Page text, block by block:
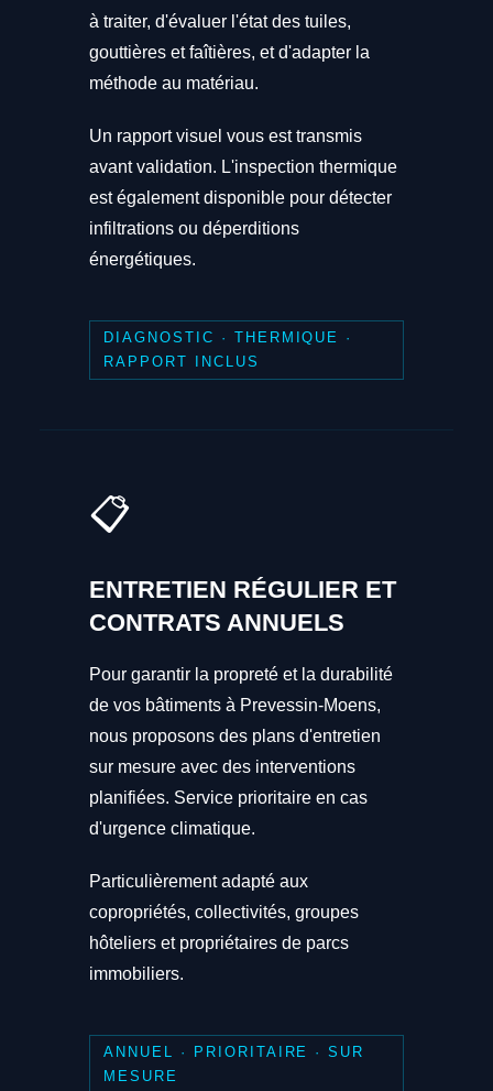
à traiter, d'évaluer l'état des tuiles,
gouttières et faîtières, et d'adapter la
méthode au matériau.
Un rapport visuel vous est transmis
avant validation. L'inspection thermique
est également disponible pour détecter
infiltrations ou déperditions
énergétiques.
DIAGNOSTIC · THERMIQUE ·
RAPPORT INCLUS
📋
ENTRETIEN RÉGULIER ET
CONTRATS ANNUELS
Pour garantir la propreté et la durabilité
de vos bâtiments à Prevessin-Moens,
nous proposons des plans d'entretien
sur mesure avec des interventions
planifiées. Service prioritaire en cas
d'urgence climatique.
Particulièrement adapté aux
copropriétés, collectivités, groupes
hôteliers et propriétaires de parcs
immobiliers.
ANNUEL · PRIORITAIRE · SUR
MESURE